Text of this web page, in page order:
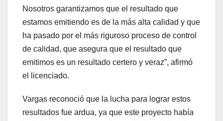
Nosotros garantizamos que el resultado que
estamos emitiendo es de la más alta calidad y que
ha pasado por el más riguroso proceso de control
de calidad, que asegura que el resultado que
emitimos es un resultado certero y veraz”, afirmó
el licenciado.
Vargas reconoció que la lucha para lograr estos
resultados fue ardua, ya que este proyecto había